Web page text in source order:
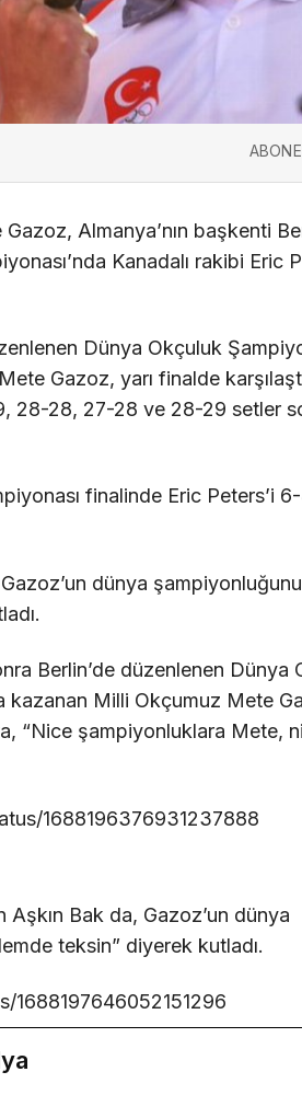
Almanya’nın başkenti
Kanadalı rakibi Eric
Dünya Okçuluk
Gazoz, yarı finalde
28-28, 27-28 ve 28-29 setler
finalinde Eric Peters’i
dünya
Berlin’de düzenlenen Dünya
kazanan Milli Okçumuz Mete
“Nice şampiyonluklara Mete,
1688196376931237888
Aşkın Bak da, Gazoz’un dünya
teksin” diyerek kutladı.
1688197646052151296